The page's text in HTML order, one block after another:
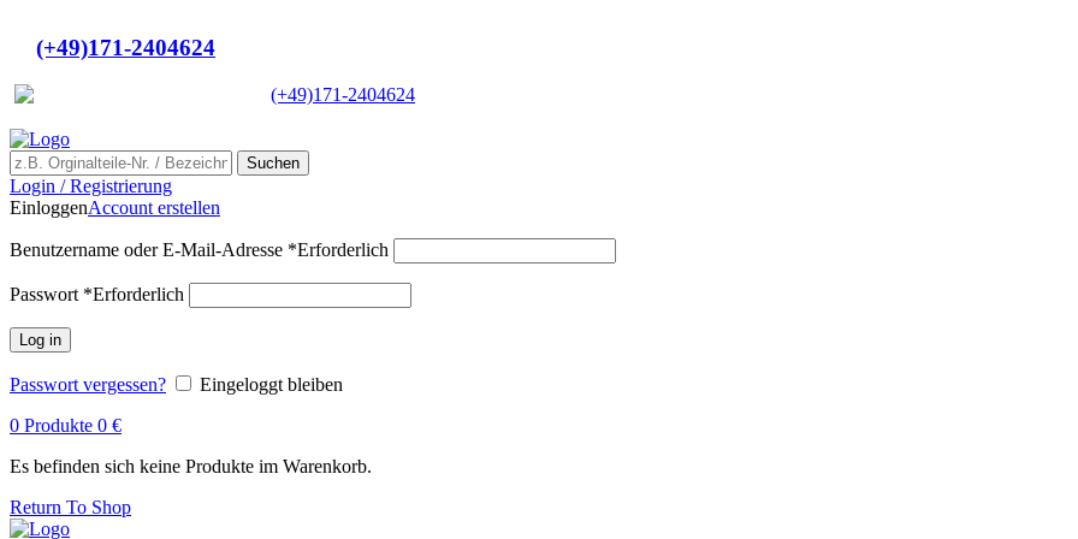
(+49)171-2404624
(+49)171-2404624
Suchen
Login / Registrierung
EinloggenAccount erstellen
Benutzername oder E-Mail-Adresse *Erforderlich
Passwort *Erforderlich
Log in
Passwort vergessen?
Eingeloggt bleiben
0 Produkte 0 €
Es befinden sich keine Produkte im Warenkorb.
Return To Shop